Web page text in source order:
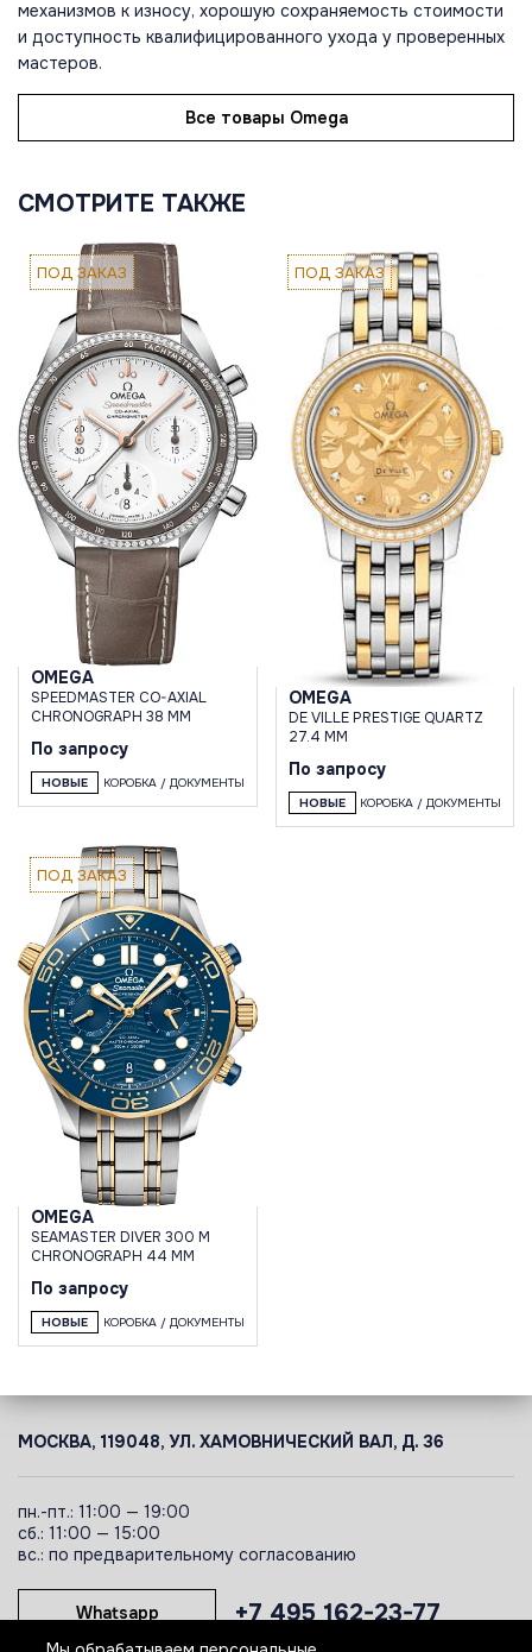
механизмов к износу, хорошую сохраняемость стоимости
и доступность квалифицированного ухода у проверенных
мастеров.
Все товары Omega
СМОТРИТЕ ТАКЖЕ
ПОД ЗАКАЗ
OMEGA
SPEEDMASTER CO-AXIAL
CHRONOGRAPH 38 MM
По запросу
НОВЫЕ КОРОБКА / ДОКУМЕНТЫ
ПОД ЗАКАЗ
OMEGA
DE VILLE PRESTIGE QUARTZ
27.4 MM
По запросу
НОВЫЕ КОРОБКА / ДОКУМЕНТЫ
ПОД ЗАКАЗ
OMEGA
SEAMASTER DIVER 300 M
CHRONOGRAPH 44 MM
По запросу
НОВЫЕ КОРОБКА / ДОКУМЕНТЫ
МОСКВА, 119048, УЛ. ХАМОВНИЧЕСКИЙ ВАЛ, Д. 36
пн.-пт.: 11:00 — 19:00
сб.: 11:00 — 15:00
вс.: по предварительному согласованию
+7 495 162-23-77
Whatsapp